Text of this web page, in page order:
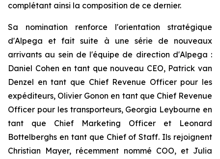
complétant ainsi la composition de ce dernier.
Sa nomination renforce l'orientation stratégique
d'Alpega et fait suite à une série de nouveaux
arrivants au sein de l'équipe de direction d'Alpega :
Daniel Cohen en tant que nouveau CEO, Patrick van
Denzel en tant que Chief Revenue Officer pour les
expéditeurs, Olivier Gonon en tant que Chief Revenue
Officer pour les transporteurs, Georgia Leybourne en
tant que Chief Marketing Officer et Leonard
Bottelberghs en tant que Chief of Staff. Ils rejoignent
Christian Mayer, récemment nommé COO, et Julia